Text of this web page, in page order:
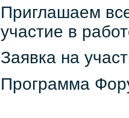
Приглашаем
участие в
Заявка на
Программа